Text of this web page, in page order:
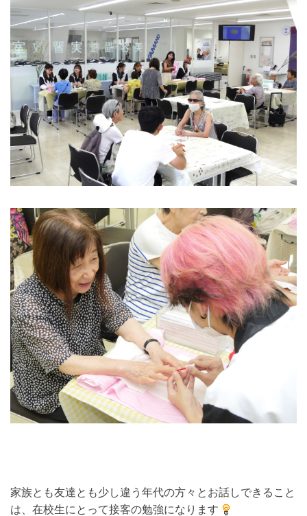
家族とも友達とも少し違う年代の方々とお話しできること
は、在校生にとって接客の勉強になります